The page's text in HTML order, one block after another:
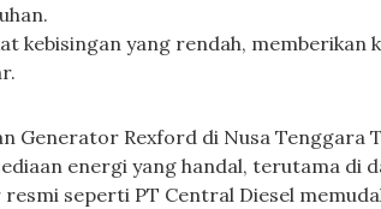
kebisingan yang rendah, memberikan
Generator Rexford di Nusa Tenggara
energi yang handal, terutama di
seperti PT Central Diesel